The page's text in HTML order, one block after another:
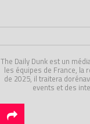
The Daily Dunk est un
les équipes de France, la
de 2025, il traitera
events et des